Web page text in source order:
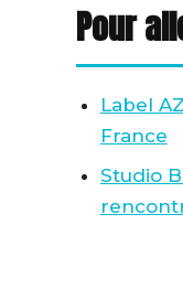
Pour
Label
France
Studio